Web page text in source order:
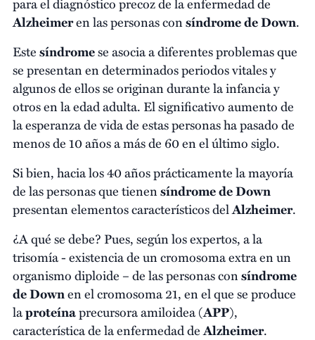
Alzheimeren las personas consíndrome de Down.
Estesíndromese asocia a diferentes problemas que
se presentan en determinados periodos vitales y
algunos de ellos se originan durante la infancia y
otros en la edad adulta. El significativo aumento de
la esperanza de vida de estas personas ha pasado de
menos de 10 años a más de 60 en el último siglo.
Si bien, hacia los 40 años prácticamente la mayoría
de las personas que tienensíndrome de Down
presentan elementos característicos delAlzheimer.
¿A qué se debe? Pues, según los expertos, a la
trisomía - existencia de un cromosoma extra en un
organismo diploide – de las personas consíndrome
de Downen el cromosoma 21, en el que se produce
laproteínaprecursora amiloidea (APP),
característica de la enfermedad deAlzheimer.